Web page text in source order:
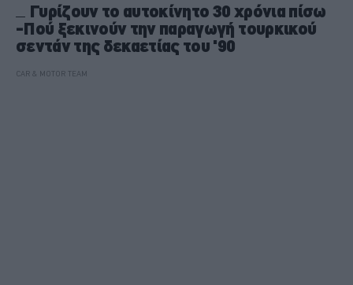
Γυρίζουν το αυτοκίνητο 30 χρόνια πίσω
-Πού ξεκινούν την παραγωγή τουρκικού
σεντάν της δεκαετίας του '90
CAR & MOTOR TEAM